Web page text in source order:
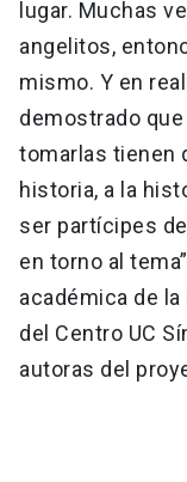
lugar. Muchas
angelitos,
mismo. Y en
demostrado
tomarlas tienen
historia, a la
ser partícipes
en torno al
académica de
del Centro UC
autoras del